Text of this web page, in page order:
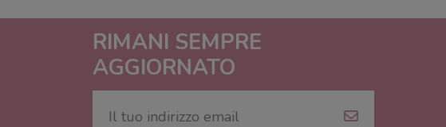
RIMANI SEMPRE
AGGIORNATO